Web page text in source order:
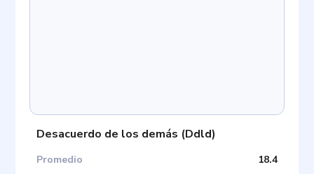
Desacuerdo de los demás (Ddld)
Promedio 18.4